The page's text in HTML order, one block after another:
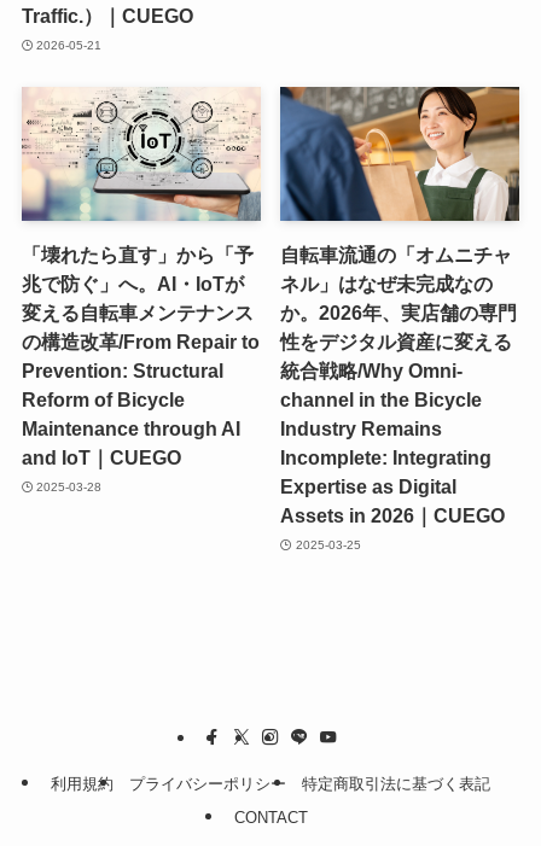
Traffic.）｜CUEGO
2026-05-21
「壊れたら直す」から「予
兆で防ぐ」へ。AI・IoTが
変える自転車メンテナンス
の構造改革/From Repair to
Prevention: Structural
Reform of Bicycle
Maintenance through AI
and IoT｜CUEGO
2025-03-28
自転車流通の「オムニチャ
ネル」はなぜ未完成なの
か。2026年、実店舗の専門
性をデジタル資産に変える
統合戦略/Why Omni-
channel in the Bicycle
Industry Remains
Incomplete: Integrating
Expertise as Digital
Assets in 2026｜CUEGO
2025-03-25
利用規約 プライバシーポリシー
特定商取引法に基づく表記
CONTACT